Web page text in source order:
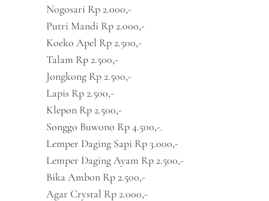
Nogosari Rp 2.000,-
Putri Mandi Rp 2.000,-
Koeko Apel Rp 2.500,-
Talam Rp 2.500,-
Jongkong Rp 2.500,-
Lapis Rp 2.500,-
Klepon Rp 2.500,-
Songgo Buwono Rp 4.500,-.
Lemper Daging Sapi Rp 3.000,-
Lemper Daging Ayam Rp 2.500,-
Bika Ambon Rp 2.500,-
Agar Crystal Rp 2.000,-